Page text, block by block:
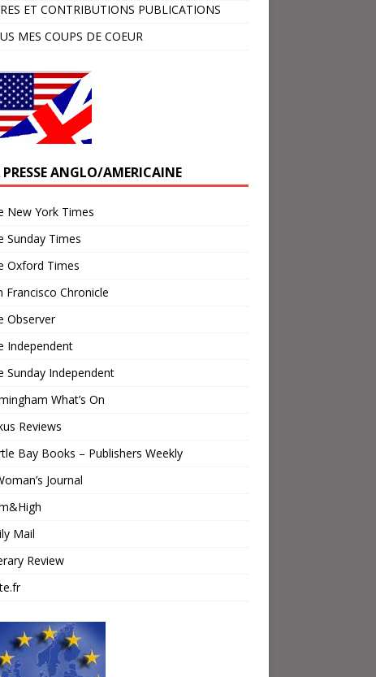
ET CONTRIBUTIONS PUBLICATIONS
MES COUPS DE COEUR
PRESSE ANGLO/AMERICAINE
New York Times
Sunday Times
Oxford Times
Francisco Chronicle
Observer
Independent
Sunday Independent
What’s On
Reviews
Bay Books – Publishers Weekly
Journal
Mail
Review